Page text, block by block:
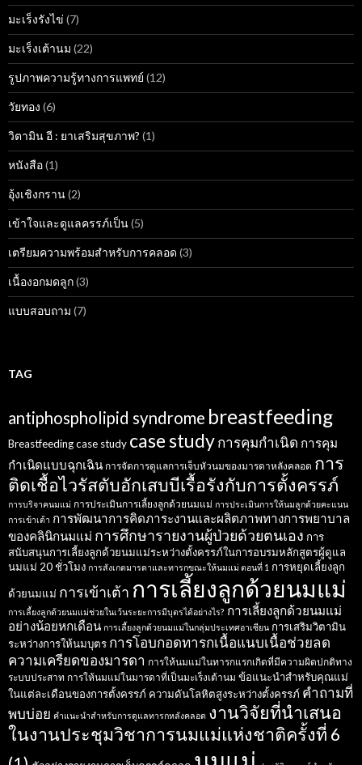
มะเร็งรังไข่ (7)
มะเร็งเต้านม (22)
รูปภาพความรู้ทางการแพทย์ (12)
วัยทอง (6)
วิตามิน อี : ยาเสริมสุขภาพ? (1)
หนังสือ(1)
อุ้งเชิงกราน(2)
เข้าใจและดูแลครรภ์เป็น(5)
เตรียมความพร้อมสำหรับการคลอด (3)
เนื้องอกมดลูก(3)
แบบสอบถาม (7)
TAG
antiphospholipid syndrome breastfeeding
Breastfeeding case study case studyการคุมกำเนิด การคุม
กำเนิดแบบฉุกเฉิน การจัดการดูแลการเจ็บหัวนมของมารดาหลังคลอด การ
ติดเชื้อไวรัสตับอักเสบบีเรื้อรังกับการตั้งครรภ์
การบริจาคนมแม่ การประเมินการเลี้ยงลูกด้วยนมแม่ การประเมินการให้นมลูกด้วยคะแนน
การเข้าเต้า การพัฒนาการคิดภาระงานและผลิตภาพทางการพยาบาล
ของคลินิกนมแม่ การศึกษารายงานผู้ป่วยด้วยตนเอง การ
สนับสนุนการเลี้ยงลูกด้วยนมแม่ระหว่างตั้งครรภ์ในการอบรมหลักสูตรผู้ดูแล
นมแม่ 20 ชั่วโมง การสังเกตมารดาและทารกขณะให้นมแม่ ตอนที่ 1 การหยุดเลี้ยงลูก
ด้วยนมแม่ การเข้าเต้า การเลี้ยงลูกด้วยนมแม่
การเลี้ยงลูกด้วยนมแม่ช่วยในเว้นระยะการมีบุตรได้อย่างไร? การเลี้ยงลูกด้วยนมแม่
อย่างน้อยหกเดือน การเลี้ยงลูกด้วยนมแม่ในกลุ่มประเทศอาเซียน การเสริมวิตามิน
ระหว่างการให้นมบุตร การโอบกอดทารกเนื้อแนบเนื้อช่วยลด
ความเครียดของมารดา การให้นมแม่ในทารกแรกเกิดที่มีความผิดปกติทาง
ระบบประสาท การให้นมแม่ในมารดาที่เป็นมะเร็งเต้านม ข้อแนะนำสำหรับคุณแม่
ในแต่ละเดือนของการตั้งครรภ์ ความดันโลหิตสูงระหว่างตั้งครรภ์ คำถามที่
พบบ่อย คำแนะนำสำหรับการดูแลทารกหลังคลอด งานวิจัยที่นำเสนอ
ในงานประชุมวิชาการนมแม่แห่งชาติครั้งที่ 6